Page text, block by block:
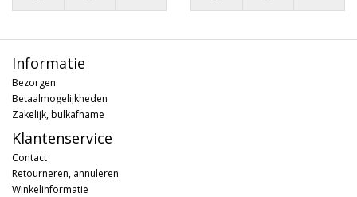
Informatie
Bezorgen
Betaalmogelijkheden
Zakelijk, bulkafname
Klantenservice
Contact
Retourneren, annuleren
Winkelinformatie